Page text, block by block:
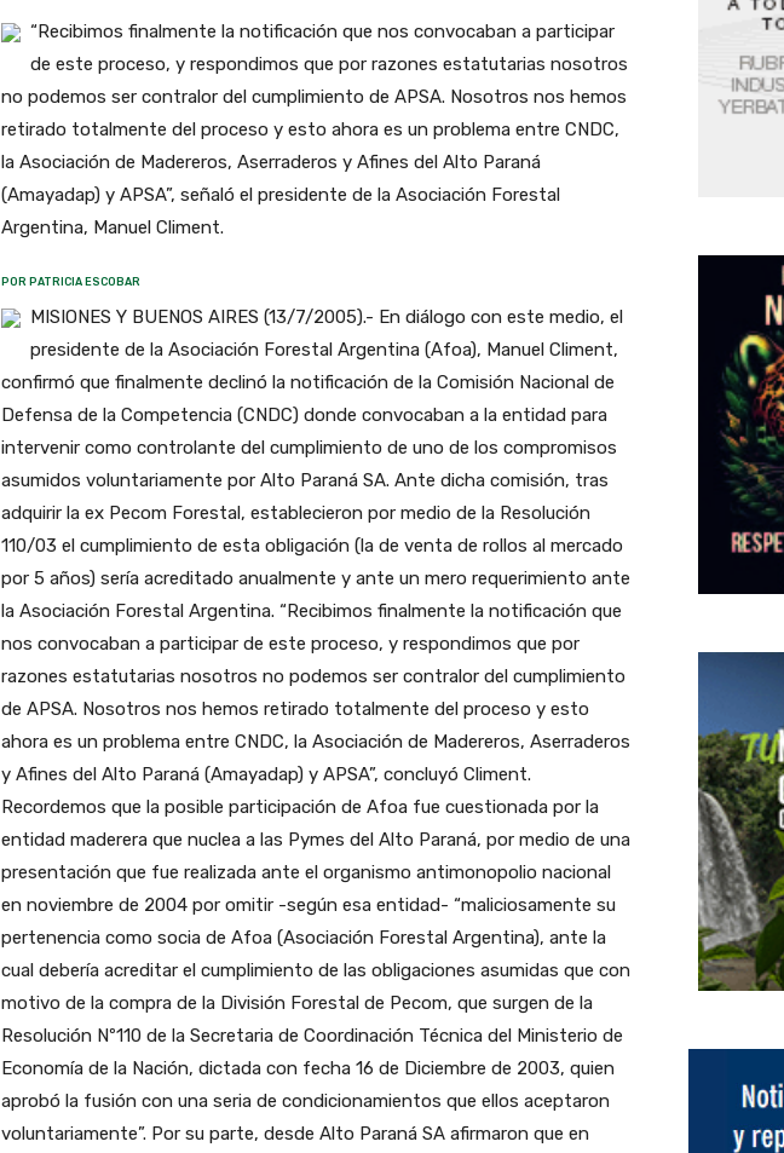
“Recibimos finalmente la notificación que nos convocaban a participar
de este proceso, y respondimos que por razones estatutarias nosotros
no podemos ser contralor del cumplimiento de APSA. Nosotros nos hemos
retirado totalmente del proceso y esto ahora es un problema entre CNDC,
la Asociación de Madereros, Aserraderos y Afines del Alto Paraná
(Amayadap) y APSA”, señaló el presidente de la Asociación Forestal
Argentina, Manuel Climent.
POR PATRICIA ESCOBAR
MISIONES Y BUENOS AIRES (13/7/2005).- En diálogo con este medio, el
presidente de la Asociación Forestal Argentina (Afoa), Manuel Climent,
confirmó que finalmente declinó la notificación de la Comisión Nacional de
Defensa de la Competencia (CNDC) donde convocaban a la entidad para
intervenir como controlante del cumplimiento de uno de los compromisos
asumidos voluntariamente por Alto Paraná SA. Ante dicha comisión, tras
adquirir la ex Pecom Forestal, establecieron por medio de la Resolución
110/03 el cumplimiento de esta obligación (la de venta de rollos al mercado
por 5 años) sería acreditado anualmente y ante un mero requerimiento ante
la Asociación Forestal Argentina. “Recibimos finalmente la notificación que
nos convocaban a participar de este proceso, y respondimos que por
razones estatutarias nosotros no podemos ser contralor del cumplimiento
de APSA. Nosotros nos hemos retirado totalmente del proceso y esto
ahora es un problema entre CNDC, la Asociación de Madereros, Aserraderos
y Afines del Alto Paraná (Amayadap) y APSA”, concluyó Climent.
Recordemos que la posible participación de Afoa fue cuestionada por la
entidad maderera que nuclea a las Pymes del Alto Paraná, por medio de una
presentación que fue realizada ante el organismo antimonopolio nacional
en noviembre de 2004 por omitir -según esa entidad- “maliciosamente su
pertenencia como socia de Afoa (Asociación Forestal Argentina), ante la
cual debería acreditar el cumplimiento de las obligaciones asumidas que con
motivo de la compra de la División Forestal de Pecom, que surgen de la
Resolución Nº110 de la Secretaria de Coordinación Técnica del Ministerio de
Economía de la Nación, dictada con fecha 16 de Diciembre de 2003, quien
aprobó la fusión con una seria de condicionamientos que ellos aceptaron
voluntariamente”. Por su parte, desde Alto Paraná SA afirmaron que en